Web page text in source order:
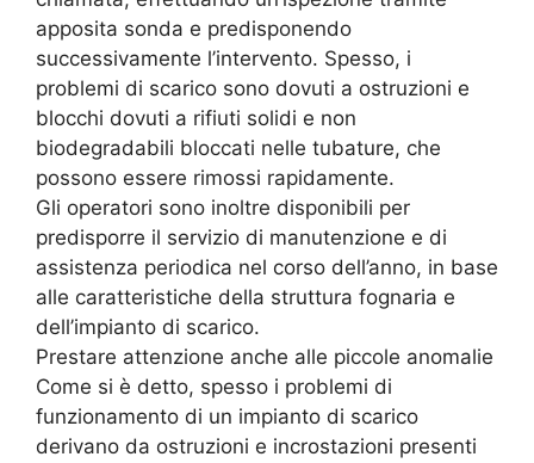
apposita sonda e predisponendo
successivamente l’intervento. Spesso, i
problemi di scarico sono dovuti a ostruzioni e
blocchi dovuti a rifiuti solidi e non
biodegradabili bloccati nelle tubature, che
possono essere rimossi rapidamente.
Gli operatori sono inoltre disponibili per
predisporre il servizio di manutenzione e di
assistenza periodica nel corso dell’anno, in base
alle caratteristiche della struttura fognaria e
dell’impianto di scarico.
Prestare attenzione anche alle piccole anomalie
Come si è detto, spesso i problemi di
funzionamento di un impianto di scarico
derivano da ostruzioni e incrostazioni presenti